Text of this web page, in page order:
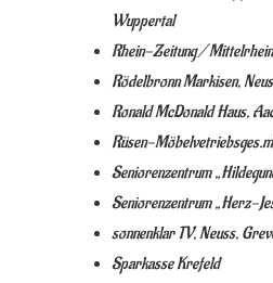
Wuppertal
Rhein-Zeitung /
Rödelbronn Markisen,
Ronald McDonald Haus,
Rüsen-
Seniorenzentrum
Seniorenzentrum „Herz-
sonnenklar TV, Neuss,
Sparkasse Krefeld